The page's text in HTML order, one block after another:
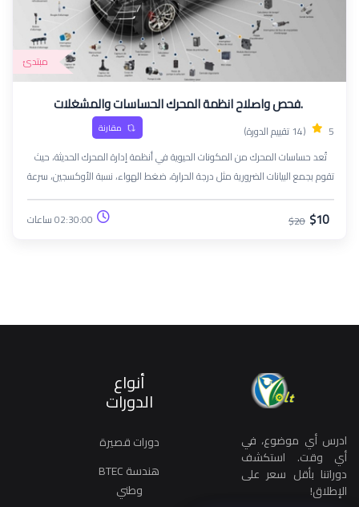
مبتدئ
.فحص واصلاح انظمة المحرك الحساسات والمشغلات
5 (14 تقييم الدورة) مقارنة
تُعد حساسات المحرك من المكونات الحيوية في أنظمة إدارة المحرك الحديثة، حيث
تقوم بجمع البيانات الضرورية مثل درجة الحرارة، ضغط الهواء، نسبة الأوكسجين، سرعة
دوران المحرك، وغيرها، ثم ترسلها إلى وحدة التحكم الإلكترونية (ECU) لضبط أداء
المحرك وتحقيق أعلى كفاءة في استهلاك الوقود وتقليل الانبعاثات الضارة.$10
$20 02:30:00 ساعات
ادرس أي موضوع، في
أي وقت. استكشف
دوراتنا بأقل سعر على
الإطلاق!
أنواع
الدورات
دورات قصيرة
هندسة BTEC
وطني